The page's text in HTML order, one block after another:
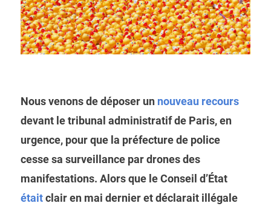
Nous venons de déposer un nouveau recours
devant le tribunal administratif de Paris, en
urgence, pour que la préfecture de police
cesse sa surveillance par drones des
manifestations. Alors que le Conseil d’État
étaitclair en mai dernier et déclarait illégale